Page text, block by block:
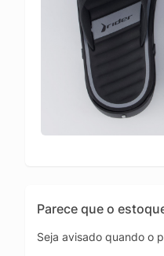
Parece que o
Seja avisado quando o